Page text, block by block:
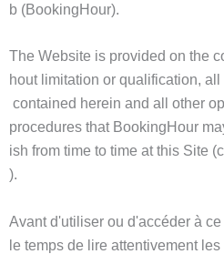
b (BookingHour).
The Website is provided on the
hout limitation or qualification,
contained herein and all other
procedures that BookingHour
ish from time to time at this Site
).
Avant d'utiliser ou d'accéder à
le temps de lire attentivement